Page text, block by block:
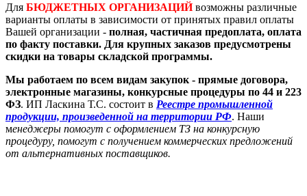
Для БЮДЖЕТНЫХ ОРГАНИЗАЦИЙ возможны различные
варианты оплаты в зависимости от принятых правил оплаты
Вашей организации - полная, частичная предоплата, оплата
по факту поставки. Для крупных заказов предусмотрены
скидки на товары складской программы.
Мы работаем по всем видам закупок - прямые договора,
электронные магазины, конкурсные процедуры по 44 и 223
ФЗ. ИП Ласкина Т.С. состоит в Реестре промышленной
продукции, произведенной на территории РФ. Наши
менеджеры помогут с оформлением ТЗ на конкурсную
процедуру, помогут с получением коммерческих предложений
от альтернативных поставщиков.